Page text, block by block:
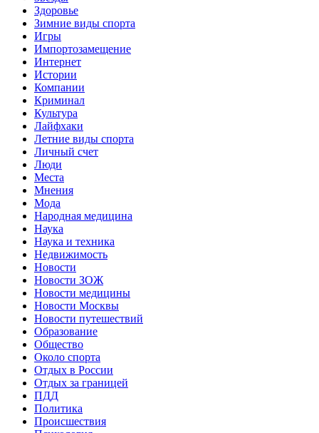
Здоровье
Зимние виды спорта
Игры
Импортозамещение
Интернет
Истории
Компании
Криминал
Культура
Лайфхаки
Летние виды спорта
Личный счет
Люди
Места
Мнения
Мода
Народная медицина
Наука
Наука и техника
Недвижимость
Новости
Новости ЗОЖ
Новости медицины
Новости Москвы
Новости путешествий
Образование
Общество
Около спорта
Отдых в России
Отдых за границей
ПДД
Политика
Происшествия